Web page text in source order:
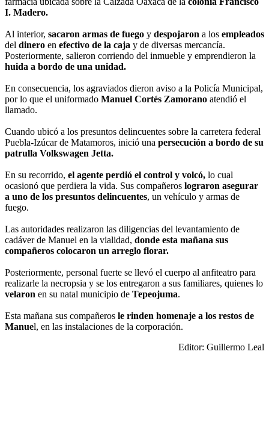
I. Madero.
Al interior, sacaron armas de fuego y despojaron a los empleados
del dinero en efectivo de la caja y de diversas mercancía.
Posteriormente, salieron corriendo del inmueble y emprendieron la
huida a bordo de una unidad.
En consecuencia, los agraviados dieron aviso a la Policía Municipal,
por lo que el uniformado Manuel Cortés Zamorano atendió el
llamado.
Cuando ubicó a los presuntos delincuentes sobre la carretera federal
Puebla-Izúcar de Matamoros, inició una persecución a bordo de su
patrulla Volkswagen Jetta.
En su recorrido, el agente perdió el control y volcó, lo cual
ocasionó que perdiera la vida. Sus compañeros lograron asegurar
a uno de los presuntos delincuentes, un vehículo y armas de
fuego.
Las autoridades realizaron las diligencias del levantamiento de
cadáver de Manuel en la vialidad, donde esta mañana sus
compañeros colocaron un arreglo florar.
Posteriormente, personal fuerte se llevó el cuerpo al anfiteatro para
realizarle la necropsia y se los entregaron a sus familiares, quienes lo
velaron en su natal municipio de Tepeojuma.
Esta mañana sus compañeros le rinden homenaje a los restos de
Manuel, en las instalaciones de la corporación.
Editor: Guillermo Leal